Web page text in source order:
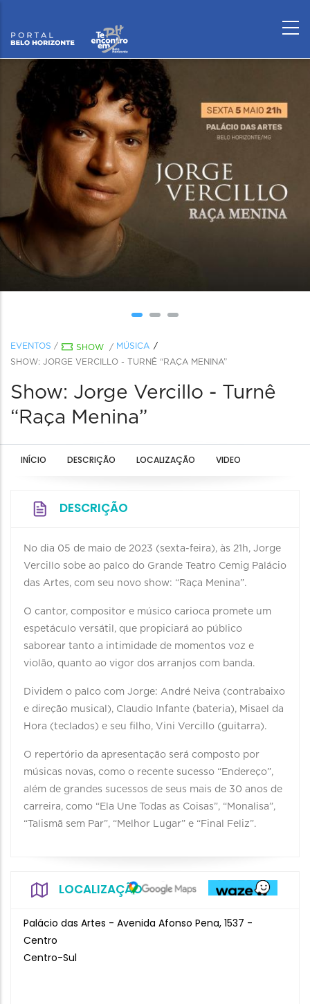
EVENTOS / SHOW / MÚSICA
SHOW: JORGE VERCILLO - TURNÊ “RAÇA MENINA”
Show: Jorge Vercillo - Turnê
“Raça Menina”
INÍCIO DESCRIÇÃO LOCALIZAÇÃO VIDEO
DESCRIÇÃO
No dia 05 de maio de 2023 (sexta-feira), às 21h, Jorge
Vercillo sobe ao palco do Grande Teatro Cemig Palácio
das Artes, com seu novo show: “Raça Menina”.
O cantor, compositor e músico carioca promete um
espetáculo versátil, que propiciará ao público
saborear tanto a intimidade de momentos voz e
violão, quanto ao vigor dos arranjos com banda.
Dividem o palco com Jorge: André Neiva (contrabaixo
e direção musical), Claudio Infante (bateria), Misael da
Hora (teclados) e seu filho, Vini Vercillo (guitarra).
O repertório da apresentação será composto por
músicas novas, como o recente sucesso “Endereço”,
além de grandes sucessos de seus mais de 30 anos de
carreira, como “Ela Une Todas as Coisas”, “Monalisa”,
“Talismã sem Par”, “Melhor Lugar” e “Final Feliz”.
LOCALIZAÇÃO
Palácio das Artes - Avenida Afonso Pena, 1537 -
Centro
Centro-Sul